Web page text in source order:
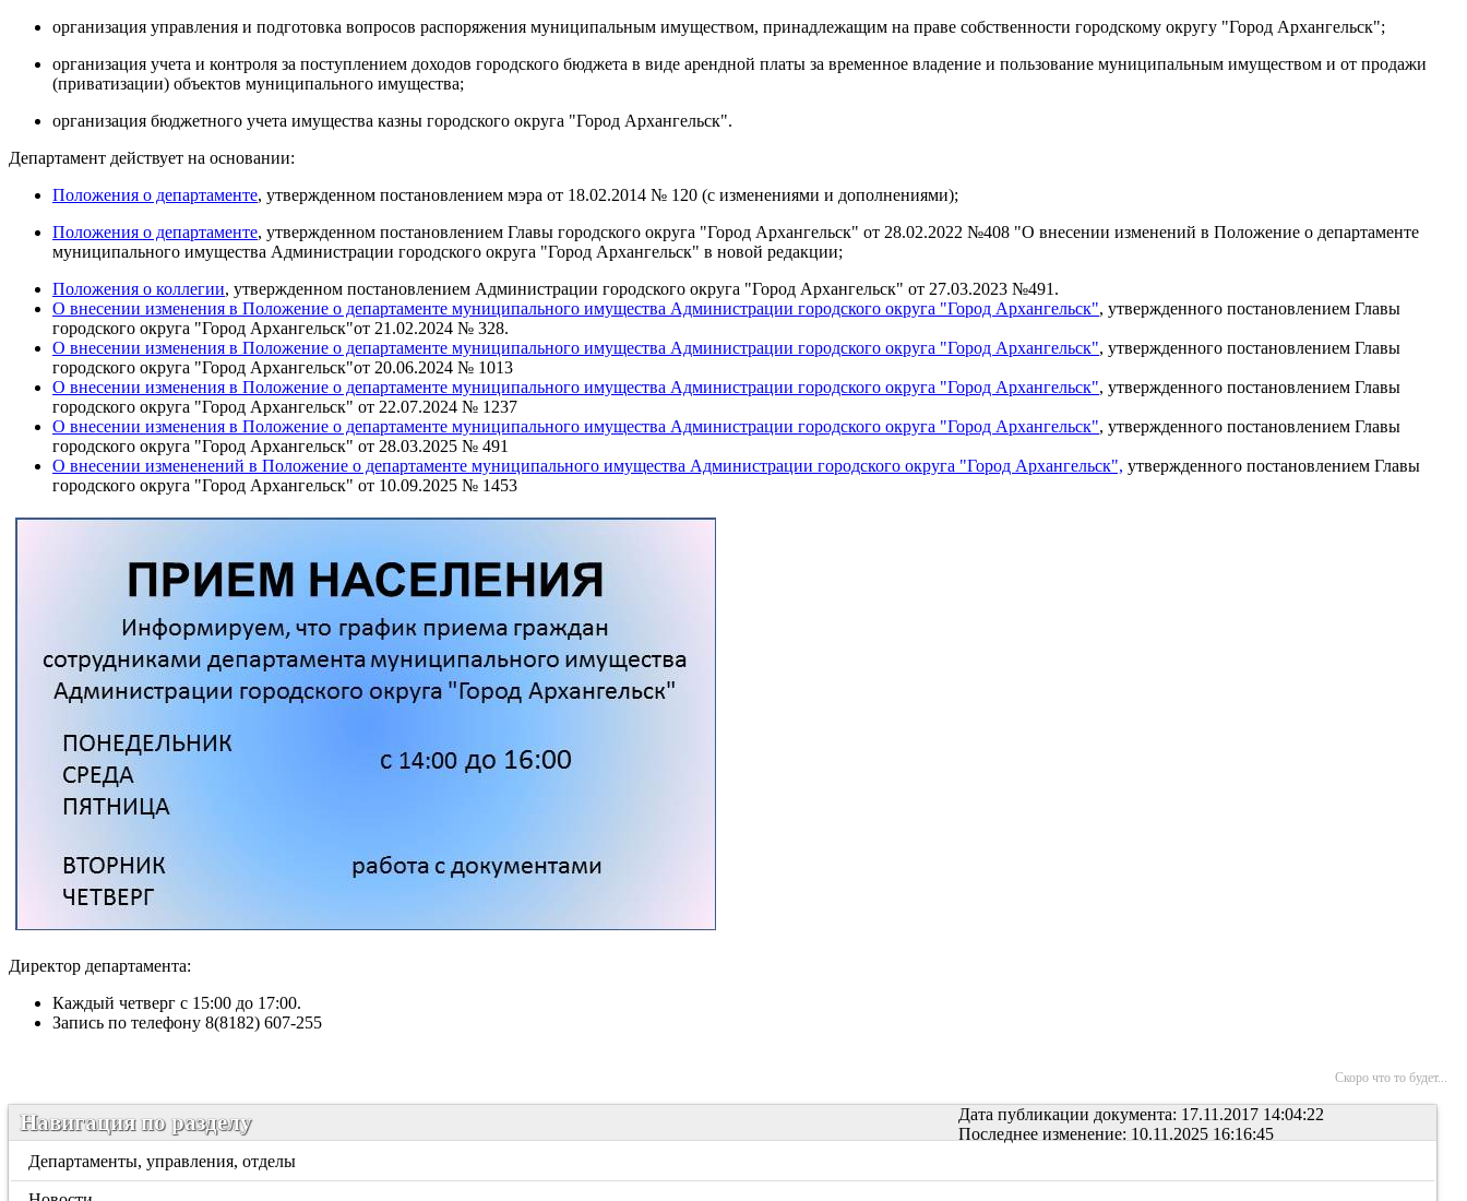
организация управления и подготовка вопросов распоряжения муниципальным имуществом, принадлежащим на праве собственности городскому округу "Город Архангельск";
организация учета и контроля за поступлением доходов городского бюджета в виде арендной платы за временное владение и пользование муниципальным имуществом и от продажи
(приватизации) объектов муниципального имущества;
организация бюджетного учета имущества казны городского округа "Город Архангельск".
Департамент действует на основании:
Положения о департаменте, утвержденном постановлением мэра от 18.02.2014 № 120 (с изменениями и дополнениями);
Положения о департаменте, утвержденном постановлением Главы городского округа "Город Архангельск" от 28.02.2022 №408 "О внесении изменений в Положение о департаменте
муниципального имущества Администрации городского округа "Город Архангельск" в новой редакции;
Положения о коллегии, утвержденном постановлением Администрации городского округа "Город Архангельск" от 27.03.2023 №491.
О внесении изменения в Положение о департаменте муниципального имущества Администрации городского округа "Город Архангельск", утвержденного постановлением Главы
городского округа "Город Архангельск"от 21.02.2024 № 328.
О внесении изменения в Положение о департаменте муниципального имущества Администрации городского округа "Город Архангельск", утвержденного постановлением Главы
городского округа "Город Архангельск"от 20.06.2024 № 1013
О внесении изменения в Положение о департаменте муниципального имущества Администрации городского округа "Город Архангельск", утвержденного постановлением Главы
городского округа "Город Архангельск" от 22.07.2024 № 1237
О внесении изменения в Положение о департаменте муниципального имущества Администрации городского округа "Город Архангельск", утвержденного постановлением Главы
городского округа "Город Архангельск" от 28.03.2025 № 491
О внесении измененений в Положение о департаменте муниципального имущества Администрации городского округа "Город Архангельск", утвержденного постановлением Главы
городского округа "Город Архангельск" от 10.09.2025 № 1453
Директор департамента:
Каждый четверг с 15:00 до 17:00.
Запись по телефону 8(8182) 607-255
Скоро что то будет...
Дата публикации документа: 17.11.2017 14:04:22
Последнее изменение: 10.11.2025 16:16:45
Навигация по разделу
Департаменты, управления, отделы